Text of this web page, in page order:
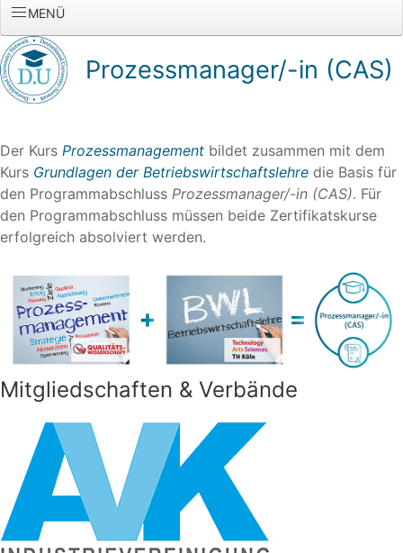
MENÜ
Prozessmanager/-in (CAS)
Der Kurs Prozessmanagement bildet zusammen mit dem
Kurs Grundlagen der Betriebswirtschaftslehre die Basis für
den Programmabschluss Prozessmanager/-in (CAS). Für
den Programmabschluss müssen beide Zertifikatskurse
erfolgreich absolviert werden.
Mitgliedschaften & Verbände